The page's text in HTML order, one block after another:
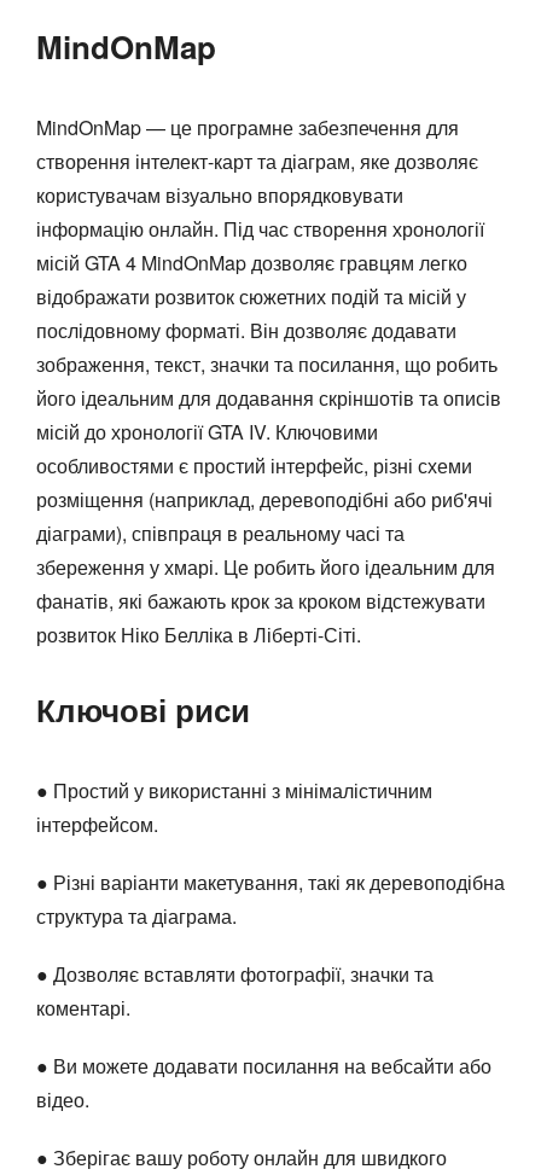
MindOnMap
MindOnMap — це програмне забезпечення для
створення інтелект-карт та діаграм, яке дозволяє
користувачам візуально впорядковувати
інформацію онлайн. Під час створення хронології
місій GTA 4 MindOnMap дозволяє гравцям легко
відображати розвиток сюжетних подій та місій у
послідовному форматі. Він дозволяє додавати
зображення, текст, значки та посилання, що робить
його ідеальним для додавання скріншотів та описів
місій до хронології GTA IV. Ключовими
особливостями є простий інтерфейс, різні схеми
розміщення (наприклад, деревоподібні або риб'ячі
діаграми), співпраця в реальному часі та
збереження у хмарі. Це робить його ідеальним для
фанатів, які бажають крок за кроком відстежувати
розвиток Ніко Белліка в Ліберті-Сіті.
Ключові риси
● Простий у використанні з мінімалістичним
інтерфейсом.
● Різні варіанти макетування, такі як деревоподібна
структура та діаграма.
● Дозволяє вставляти фотографії, значки та
коментарі.
● Ви можете додавати посилання на вебсайти або
відео.
● Зберігає вашу роботу онлайн для швидкого